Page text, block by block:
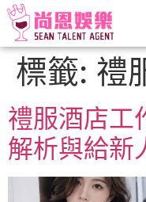
標籤: 禮
禮服酒店工
解析與給新